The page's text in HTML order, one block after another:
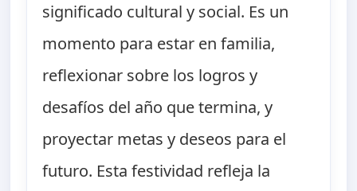
significado cultural y social. Es un
momento para estar en familia,
reflexionar sobre los logros y
desafíos del año que termina, y
proyectar metas y deseos para el
futuro. Esta festividad refleja la